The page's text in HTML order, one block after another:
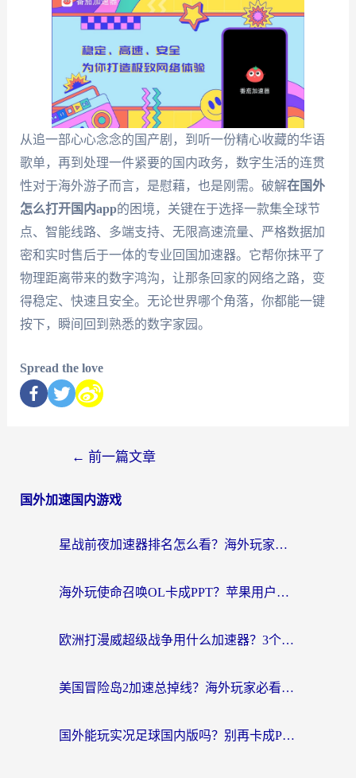
从追一部心心念念的国产剧，到听一份精心收藏的华语
歌单，再到处理一件紧要的国内政务，数字生活的连贯
性对于海外游子而言，是慰藉，也是刚需。破解在国外
怎么打开国内app的困境，关键在于选择一款集全球节
点、智能线路、多端支持、无限高速流量、严格数据加
密和实时售后于一体的专业回国加速器。它帮你抹平了
物理距离带来的数字鸿沟，让那条回家的网络之路，变
得稳定、快速且安全。无论世界哪个角落，你都能一键
按下，瞬间回到熟悉的数字家园。
Spread the love
← 前一篇文章
国外加速国内游戏
星战前夜加速器排名怎么看？海外玩家国服游戏畅玩终极指南（附欧洲玩跑跑我的起源解决方案）
海外玩使命召唤OL卡成PPT？苹果用户必看：使命召唤OL国外加速器下载苹果版指南
欧洲打漫威超级战争用什么加速器？3个海外游戏卡顿问题一次解决（附实测推荐）
美国冒险岛2加速总掉线？海外玩家必看的国服游戏加速器选择指南
国外能玩实况足球国内版吗？别再卡成PPT！海外党国服游戏加速全攻略